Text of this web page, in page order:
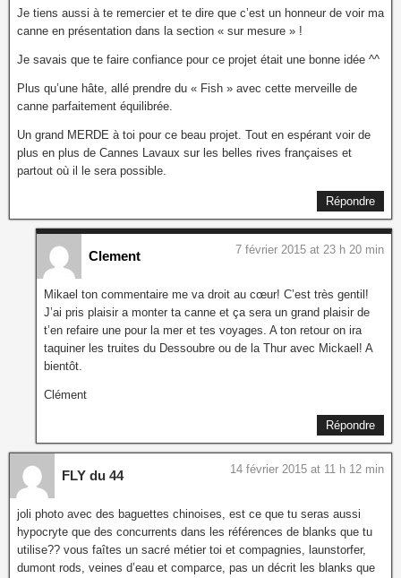
Je tiens aussi à te remercier et te dire que c’est un honneur de voir ma
canne en présentation dans la section « sur mesure » !
Je savais que te faire confiance pour ce projet était une bonne idée ^^
Plus qu’une hâte, allé prendre du « Fish » avec cette merveille de
canne parfaitement équilibrée.
Un grand MERDE à toi pour ce beau projet. Tout en espérant voir de
plus en plus de Cannes Lavaux sur les belles rives françaises et
partout où il le sera possible.
Répondre
Clement 7 février 2015 at 23 h 20 min
Mikael ton commentaire me va droit au cœur! C’est très gentil!
J’ai pris plaisir a monter ta canne et ça sera un grand plaisir de
t’en refaire une pour la mer et tes voyages. A ton retour on ira
taquiner les truites du Dessoubre ou de la Thur avec Mickael! A
bientôt.
Clément
Répondre
FLY du 44 14 février 2015 at 11 h 12 min
joli photo avec des baguettes chinoises, est ce que tu seras aussi
hypocryte que des concurrents dans les références de blanks que tu
utilise?? vous faîtes un sacré métier toi et compagnies, launstorfer,
dumont rods, veines d’eau et comparce, pas un décrit les blanks que